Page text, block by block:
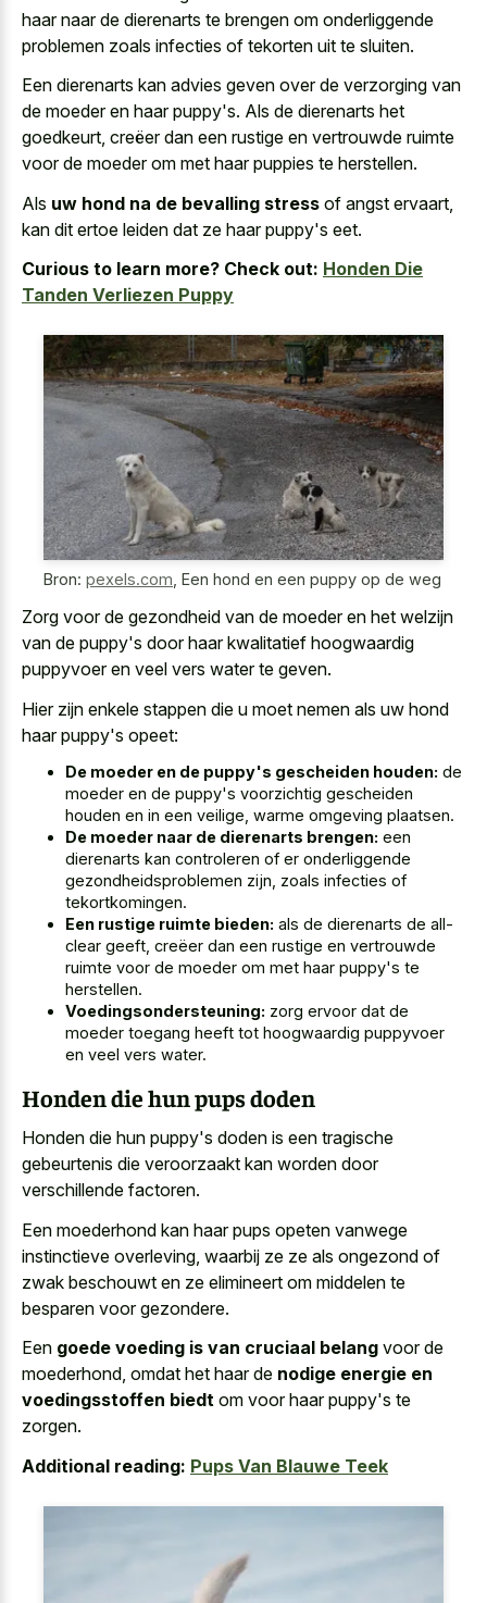
haar naar de dierenarts te brengen om onderliggende
problemen zoals infecties of tekorten uit te sluiten.
Een dierenarts kan advies geven over de verzorging van
de moeder en haar puppy's. Als de dierenarts het
goedkeurt, creëer dan een rustige en vertrouwde ruimte
voor de moeder om met haar puppies te herstellen.
Als uw hond na de bevalling stress of angst ervaart,
kan dit ertoe leiden dat ze haar puppy's eet.
Curious to learn more? Check out: Honden Die
Tanden Verliezen Puppy
Bron: pexels.com Een hond en een puppy op de weg
Zorg voor de gezondheid van de moeder en het welzijn
van de puppy's door haarkwalitatief hoogwaardig
puppyvoer en veel vers waterte geven.
Hier zijn enkele stappen die u moet nemen als uw hond
haar puppy's opeet:
De moeder en de puppy's gescheiden houden: de
moeder en de puppy's voorzichtig gescheiden
houden en in een veilige, warme omgeving plaatsen.
De moeder naar de dierenarts brengen: een
dierenarts kan controleren of er onderliggende
gezondheidsproblemen zijn, zoals infecties of
tekortkomingen.
Een rustige ruimte bieden: als de dierenarts de all-
clear geeft, creëer dan een rustige en vertrouwde
ruimte voor de moeder om met haar puppy's te
herstellen.
Voedingsondersteuning: zorg ervoor dat de
moeder toegang heeft tot hoogwaardig puppyvoer
en veel vers water.
Honden die hun pups doden
Honden die hun puppy's doden is een tragische
gebeurtenis die veroorzaakt kan worden door
verschillende factoren.
Een moederhond kan haar pups opeten vanwege
instinctieve overleving, waarbij ze ze als ongezond of
zwak beschouwt en ze elimineert om middelen te
besparen voor gezondere.
Een goede voeding is van cruciaal belang voor de
moederhond, omdat het haar de nodige energie en
voedingsstoffen biedt om voor haar puppy's te
zorgen.
Additional reading: Pups Van Blauwe Teek